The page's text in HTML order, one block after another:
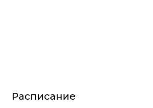
Расписание